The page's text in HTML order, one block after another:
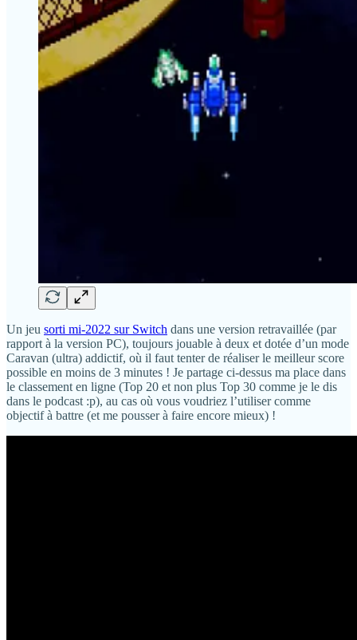
Un jeu sorti mi-2022 sur Switch dans une version retravaillée (par
rapport à la version PC), toujours jouable à deux et dotée d’un mode
Caravan (ultra) addictif, où il faut tenter de réaliser le meilleur score
possible en moins de 3 minutes ! Je partage ci-dessus ma place dans
le classement en ligne (Top 20 et non plus Top 30 comme je le dis
dans le podcast :p), au cas où vous voudriez l’utiliser comme
objectif à battre (et me pousser à faire encore mieux) !